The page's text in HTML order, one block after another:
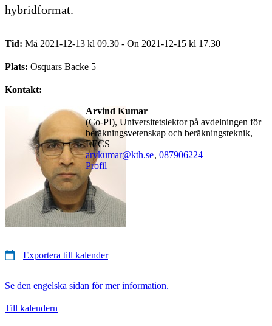
hybridformat.
Tid: Må 2021-12-13 kl 09.30 - On 2021-12-15 kl 17.30
Plats: Osquars Backe 5
Kontakt:
Arvind Kumar
(co-PI), Universitetslektor på avdelningen för
beräkningsvetenskap och beräkningsteknik,
EECS
arvkumar@kth.se, 087906224
Profil
Exportera till kalender
Se den engelska sidan för mer information.
Till kalendern